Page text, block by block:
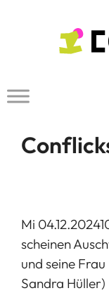
Mi
scheinen
und seine
Sandra Hüller)